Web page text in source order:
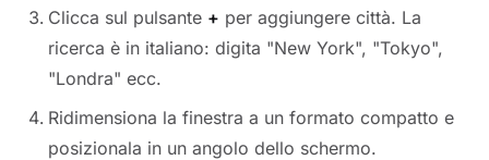
Clicca sul pulsante + per aggiungere città. La
ricerca è in italiano: digita "New York", "Tokyo",
"Londra" ecc.
Ridimensiona la finestra a un formato compatto e
posizionala in un angolo dello schermo.